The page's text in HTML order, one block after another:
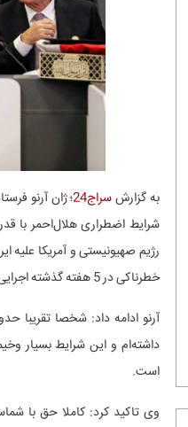
به گزارشسراج24
؛ ژان آرنو
شرایط اضطراری هلال‌احمر با
رژیم صهیونیستی و آمریکا علیه
خطرناکی در 5 هفته گذشته اجرایی شد.
داشته‌ام و این شرایط بسیار
است.
وی تاکید کرد: کاملا حق با